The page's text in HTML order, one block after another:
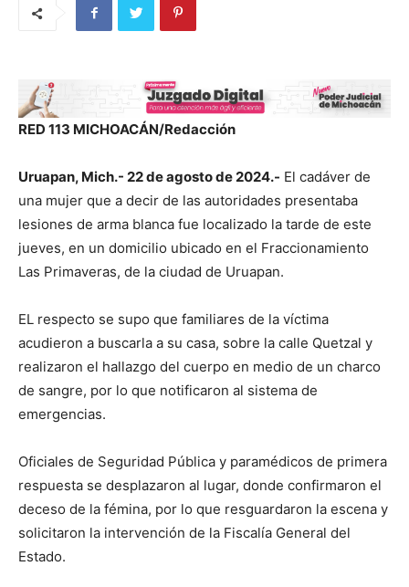
RED 113 MICHOACÁN/Redacción
Uruapan, Mich.- 22 de agosto de 2024.- El cadáver de
una mujer que a decir de las autoridades presentaba
lesiones de arma blanca fue localizado la tarde de este
jueves, en un domicilio ubicado en el Fraccionamiento
Las Primaveras, de la ciudad de Uruapan.
EL respecto se supo que familiares de la víctima
acudieron a buscarla a su casa, sobre la calle Quetzal y
realizaron el hallazgo del cuerpo en medio de un charco
de sangre, por lo que notificaron al sistema de
emergencias.
Oficiales de Seguridad Pública y paramédicos de primera
respuesta se desplazaron al lugar, donde confirmaron el
deceso de la fémina, por lo que resguardaron la escena y
solicitaron la intervención de la Fiscalía General del
Estado.